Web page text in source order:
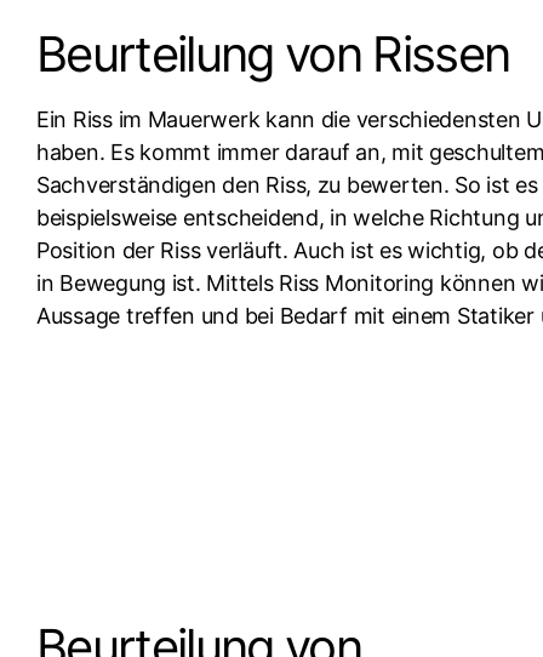
Beurteilung von Rissen
Ein Riss im Mauerwerk kann die verschiedensten
haben. Es kommt immer darauf an, mit
Sachverständigen den Riss, zu bewerten. So ist es
beispielsweise entscheidend, in welche Richtung
Position der Riss verläuft. Auch ist es wichtig, ob
in Bewegung ist. Mittels Riss Monitoring können
Aussage treffen und bei Bedarf mit einem